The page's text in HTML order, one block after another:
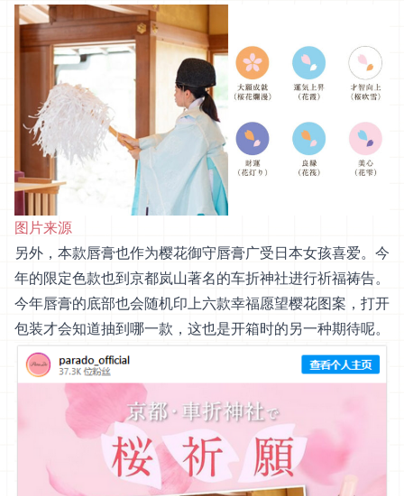
图片来源
另外，本款唇膏也作为樱花御守唇膏广受日本女孩喜爱。今
年的限定色款也到京都岚山著名的车折神社进行祈福祷告。
今年唇膏的底部也会随机印上六款幸福愿望樱花图案，打开
包装才会知道抽到哪一款，这也是开箱时的另一种期待呢。